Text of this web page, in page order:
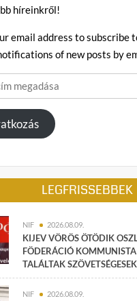
híreinkről!
email address to subscribe
of new posts by
LEGFRISSEBBEK
NIF 2026.08.09.
KIJEV VÖRÖS ÖTÖDIK
FÖDERÁCIÓ
TALÁLTAK
NIF 2026.08.09.